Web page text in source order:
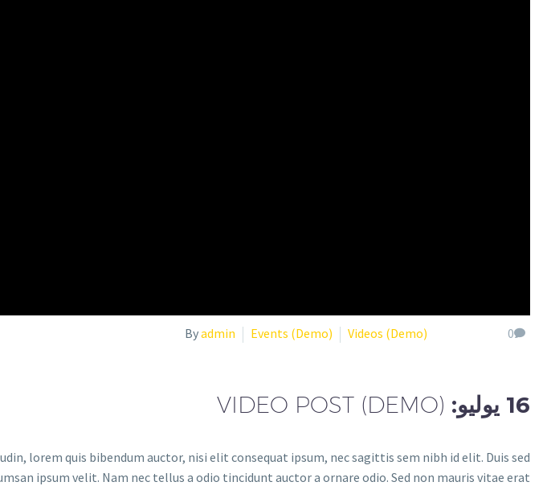
0
Byadmin Events (Demo) Videos (Demo)
16 يوليو: VIDEO POST (DEMO)
lorem quis bibendum auctor, nisi elit consequat ipsum, nec sagittis sem nibh id elit. Duis sed
ipsum velit. Nam nec tellus a odio tincidunt auctor a ornare odio. Sed non mauris vitae erat